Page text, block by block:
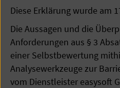
Diese Erklärung wurde am
Die Aussagen und die
Anforderungen aus § 3
einer Selbstbewertung
Analysewerkzeuge zur
vom Dienstleister easysoft